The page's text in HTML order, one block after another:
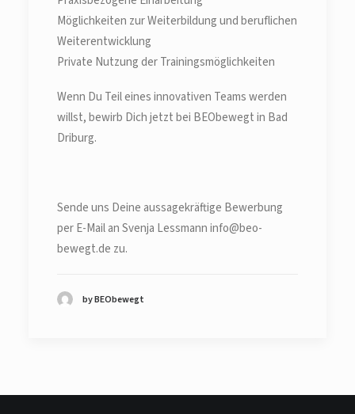
Möglichkeiten zur Weiterbildung und beruflichen
Weiterentwicklung
Private Nutzung der Trainingsmöglichkeiten
Wenn Du Teil eines innovativen Teams werden
willst, bewirb Dich jetzt bei BEObewegt in Bad
Driburg.
Sende uns Deine aussagekräftige Bewerbung
per E-Mail an Svenja Lessmann info@beo-
bewegt.de zu.
by BEObewegt